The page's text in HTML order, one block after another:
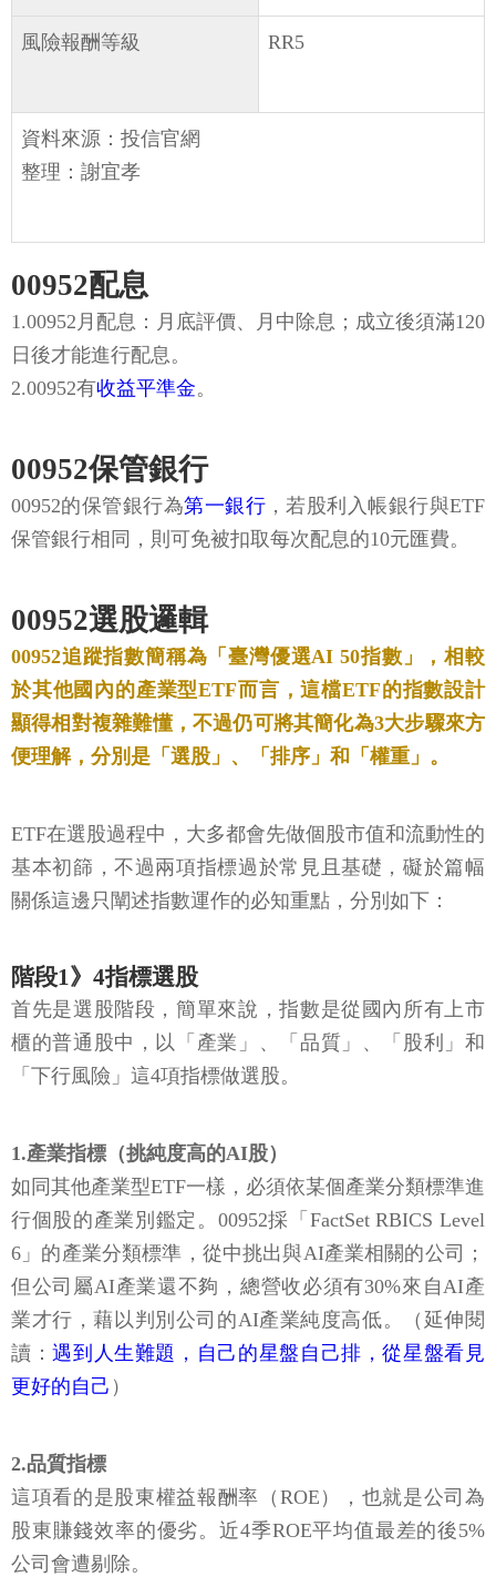
風險報酬等級 RR5
資料來源：投信官網
整理：謝宜孝
00952配息
1.00952月配息：月底評價、月中除息；成立後須滿120
日後才能進行配息。
2.00952有收益平準金。
00952保管銀行
00952的保管銀行為第一銀行，若股利入帳銀行與ETF
保管銀行相同，則可免被扣取每次配息的10元匯費。
00952選股邏輯
00952追蹤指數簡稱為「臺灣優選AI 50指數」，相較
於其他國內的產業型ETF而言，這檔ETF的指數設計
顯得相對複雜難懂，不過仍可將其簡化為3大步驟來方
便理解，分別是「選股」、「排序」和「權重」。
ETF在選股過程中，大多都會先做個股市值和流動性的
基本初篩，不過兩項指標過於常見且基礎，礙於篇幅
關係這邊只闡述指數運作的必知重點，分別如下：
階段1》4指標選股
首先是選股階段，簡單來說，指數是從國內所有上市
櫃的普通股中，以「產業」、「品質」、「股利」和
「下行風險」這4項指標做選股。
1.產業指標（挑純度高的AI股）
如同其他產業型ETF一樣，必須依某個產業分類標準進
行個股的產業別鑑定。00952採「FactSet RBICS Level
6」的產業分類標準，從中挑出與AI產業相關的公司；
但公司屬AI產業還不夠，總營收必須有30%來自AI產
業才行，藉以判別公司的AI產業純度高低。（延伸閱
讀：遇到人生難題，自己的星盤自己排，從星盤看見
更好的自己 ）
2.品質指標
這項看的是股東權益報酬率（ROE），也就是公司為
股東賺錢效率的優劣。近4季ROE平均值最差的後5%
公司會遭剔除。